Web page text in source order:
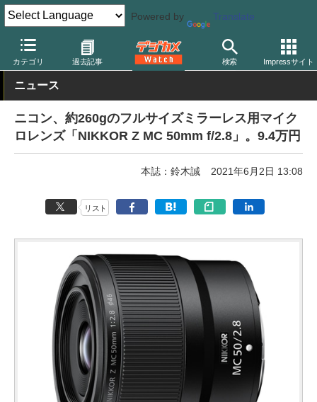
Powered by Translate
カテゴリ 過去記事 検索 Impressサイト
デジカメ Watch レンズ 交換レンズ ニコン
ニュース
ニコン、約260gのフルサイズミラーレス用マイク
ロレンズ「NIKKOR Z MC 50mm f/2.8」。9.4万円
本誌：鈴木誠 2021年6月2日 13:08
リスト